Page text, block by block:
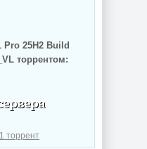
Pro 25H2 Build
торрентом:
торрент